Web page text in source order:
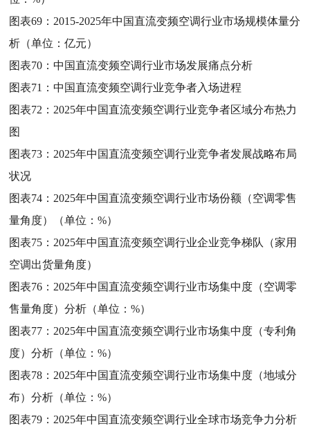
图表69： 2015-2025年中国直流变频空调行业市场规模体量分
析（单位：亿元）
图表70：中国直流变频空调行业市场发展痛点分析
图表71：中国直流变频空调行业竞争者入场进程
图表72： 2025年中国直流变频空调行业竞争者区域分布热力
图
图表73： 2025年中国直流变频空调行业竞争者发展战略布局
状况
图表74： 2025年中国直流变频空调行业市场份额（空调零售
量角度）（单位：%）
图表75： 2025年中国直流变频空调行业企业竞争梯队（家用
空调出货量角度）
图表76： 2025年中国直流变频空调行业市场集中度（空调零
售量角度）分析（单位：%）
图表77： 2025年中国直流变频空调行业市场集中度（专利角
度）分析（单位：%）
图表78： 2025年中国直流变频空调行业市场集中度（地域分
布）分析（单位：%）
图表79： 2025年中国直流变频空调行业全球市场竞争力分析